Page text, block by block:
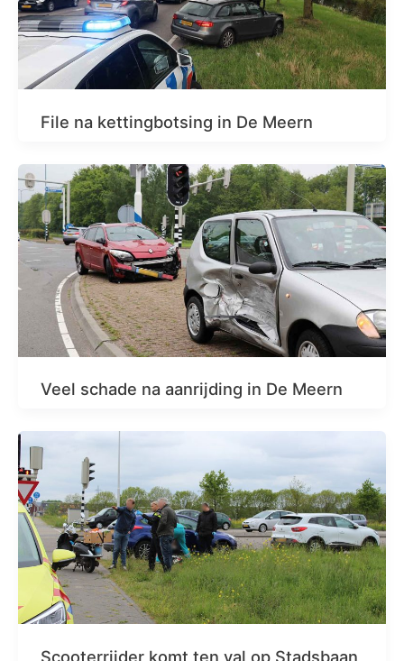
File na kettingbotsing in De Meern
Veel schade na aanrijding in De Meern
Scooterrijder komt ten val op Stadsbaan